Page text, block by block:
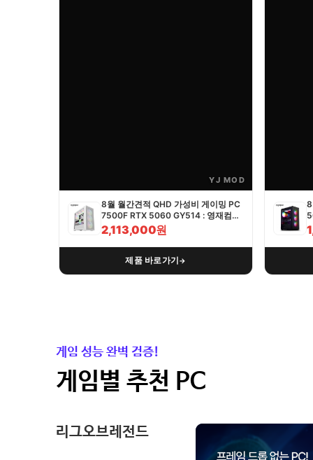
YJ MOD
8월 월간견적 QHD 가성비 게이밍 PC
7500F RTX 5060 GY514 : 영재컴퓨
터
2,113,000원
제품 바로가기→
8
게임 성능 완벽 검증!
게임별 추천 PC
리그오브레전드